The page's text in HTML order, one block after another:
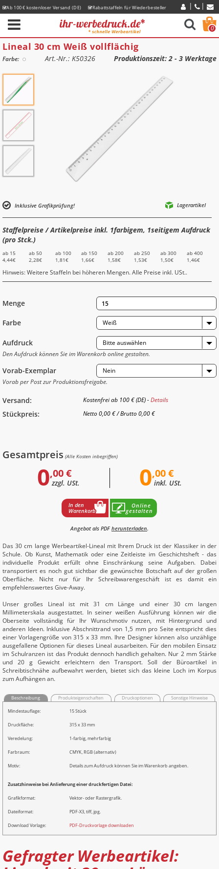
Ab 100 € kostenloser Versand (DE)
Rabattstaffeln für Wiederbesteller
0
Lineal 30 cm Weiß vollflächig
Farbe: Art.-Nr.: K50326 Produktionszeit: 2 - 3 Werktage
Inklusive Grafikprüfung! Lagerartikel
Staffelpreise / Artikelpreise inkl. 1farbigem, 1seitigem Aufdruck
(pro Stck.)
ab 15
4,44€
ab 50
2,28€
ab 100
1,81€
ab 150
1,66€
ab 200
1,58€
ab 250
1,53€
ab 300
1,50€
ab 400
1,46€
Hinweis: Weitere Staffeln bei höheren Mengen. Alle Preise inkl. USt..
Menge
Farbe Weiß
Aufdruck
Bitte auswählen
Den Aufdruck können Sie im Warenkorb online gestalten.
Vorab-Exemplar
Nein
Vorab per Post zur Produktionsfreigabe.
Versand: Kostenfrei ab 100 € (DE) -Details
Stückpreis: Netto 0,00 €/ Brutto 0,00 €
Gesamtpreis (Alle Kosten inbegriffen)
0,00 €
zzgl. USt. 0,00 €
inkl. USt.
In den
Warenkorb
Online
gestalten
Angebot als PDF herunterladen.
Das 30 cm lange Werbeartikel-Lineal mit Ihrem Druck ist der Klassiker in der
Schule. Ob Kunst, Mathematik oder eine Zeitleiste im Geschichtsheft - das
individuelle Produkt erfüllt ohne Einschränkung seine Aufgaben. Dabei
transportiert es noch gut sichtbar die gewünschte Botschaft auf der großen
Oberfläche. Nicht nur für Ihr Schreibwarengeschäft ist es damit ein
empfehlenswertes Give-Away.
Unser großes Lineal ist mit 31 cm Länge und einer 30 cm langen
Millimeterskala ausgestattet. In seiner weißen Ausführung können wir die
Oberseite vollständig für Ihr Wunschmotiv nutzen, mit Hintergrund und
anderen Ideen. Inklusive Abschnittrand von 1,5 mm pro Seite entspricht dies
einer Vorlagengröße von 315 x 33 mm. Ihre Designer können also unzählige
ausgefallene Optionen für dieses Lineal ausarbeiten. Für den mobilen Einsatz
im Schulranzen ist das Produkt dennoch handlich gehalten. Nur 2 mm Stärke
und 20 g Gewicht erleichtern den Transport. Soll der Büroartikel in
Schreibtischnähe aufbewahrt werden, bietet sich das kleine Loch im Korpus
zum Aufhängen an.
Beschreibung Produkteigenschaften Druckoptionen Sonstige Hinweise
Mindestauflage: 15 Stück
Druckfläche: 315 x 33 mm
Veredelung: 1-farbig, mehrfarbig
Farbraum: CMYK, RGB (alternativ)
Motiv: Details zum Aufdruck können Sie im Warenkorb angeben.
Zusatzhinweise bei Anlieferung einer druckfertigen Datei:
Grafikformat: Vektor- oder Rastergrafik.
Dateiformat: PDF-X3, tiff, jpg.
Download Vorlage: PDF-Druckvorlage downloaden
Gefragter Werbeartikel: